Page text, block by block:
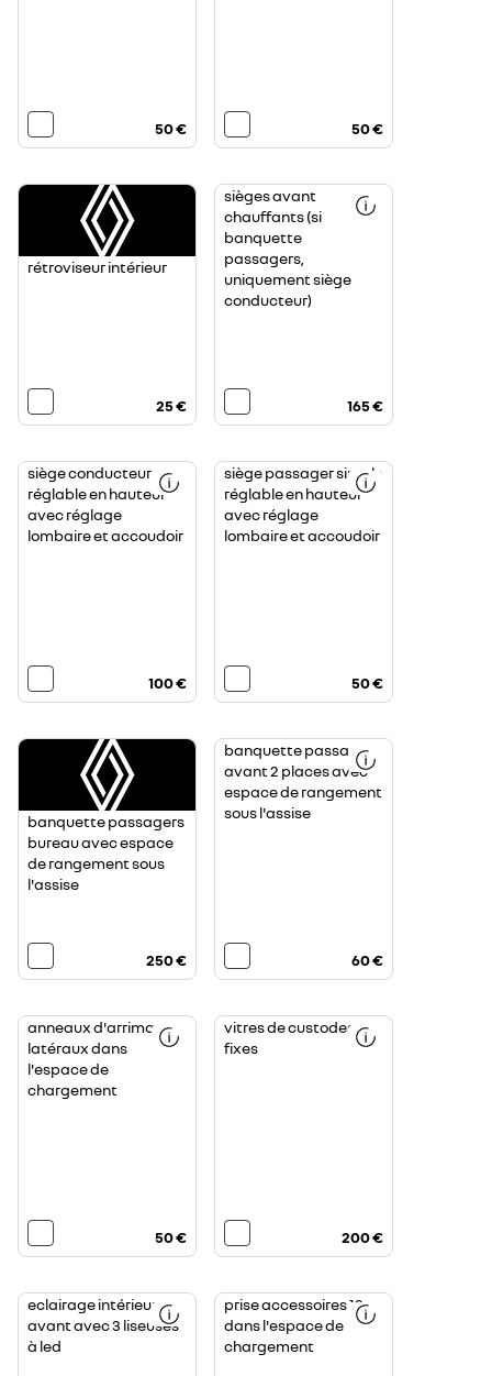
50 € 50 €
rétroviseur intérieur
25 €
sièges avant
chauffants (si
banquette
passagers,
uniquement siège
conducteur)
165 €
siège conducteur
réglable en hauteur
avec réglage
lombaire et accoudoir
100 €
siège passager simple
réglable en hauteur
avec réglage
lombaire et accoudoir
50 €
banquette passagers
bureau avec espace
de rangement sous
l'assise
250 €
banquette passagers
avant 2 places avec
espace de rangement
sous l'assise
60 €
anneaux d'arrimage
latéraux dans
l'espace de
chargement
50 €
vitres de custodes
fixes
200 €
eclairage intérieur
avant avec 3 liseuses
à led
prise accessoires 12v
dans l'espace de
chargement